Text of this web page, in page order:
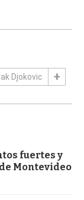
Djokovic
fuertes y
Montevideo